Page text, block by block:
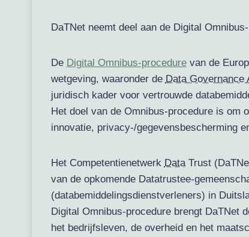
DaTNet neemt deel aan de Digital
De Digital Omnibus-procedurevan de
wetgeving, waaronder de Data Governance
juridisch kader voor vertrouwde
Het doel van de Omnibus-procedure is om
innovatie, privacy-/gegevensbescherming
Het Competentienetwerk DataTrust
van de opkomende Datatrustee-
(databemiddelingsdienstverleners) in
Digital Omnibus-procedure brengt DaTNet
het bedrijfsleven, de overheid en het